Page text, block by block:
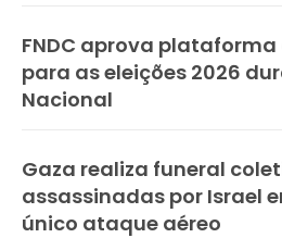
FNDC aprova
para as eleições 2026
Nacional
Gaza realiza funeral
assassinadas por Israel
único ataque aéreo